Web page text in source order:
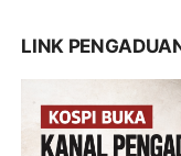
LINK